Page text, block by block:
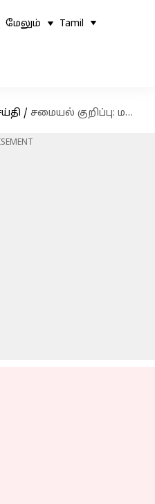
மேலும் Tamil
/ சமையல் குறிப்பு: மதுரை ஸ்பெஷல் கறி தோசை, ஆனால் இறைச்சி இன்றி!